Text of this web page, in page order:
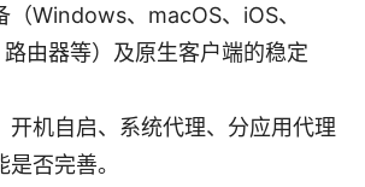
（Windows、macOS、iOS、
由器等）及原生客户端的稳定
开机自启、系统代理、分应用代理
否完善。